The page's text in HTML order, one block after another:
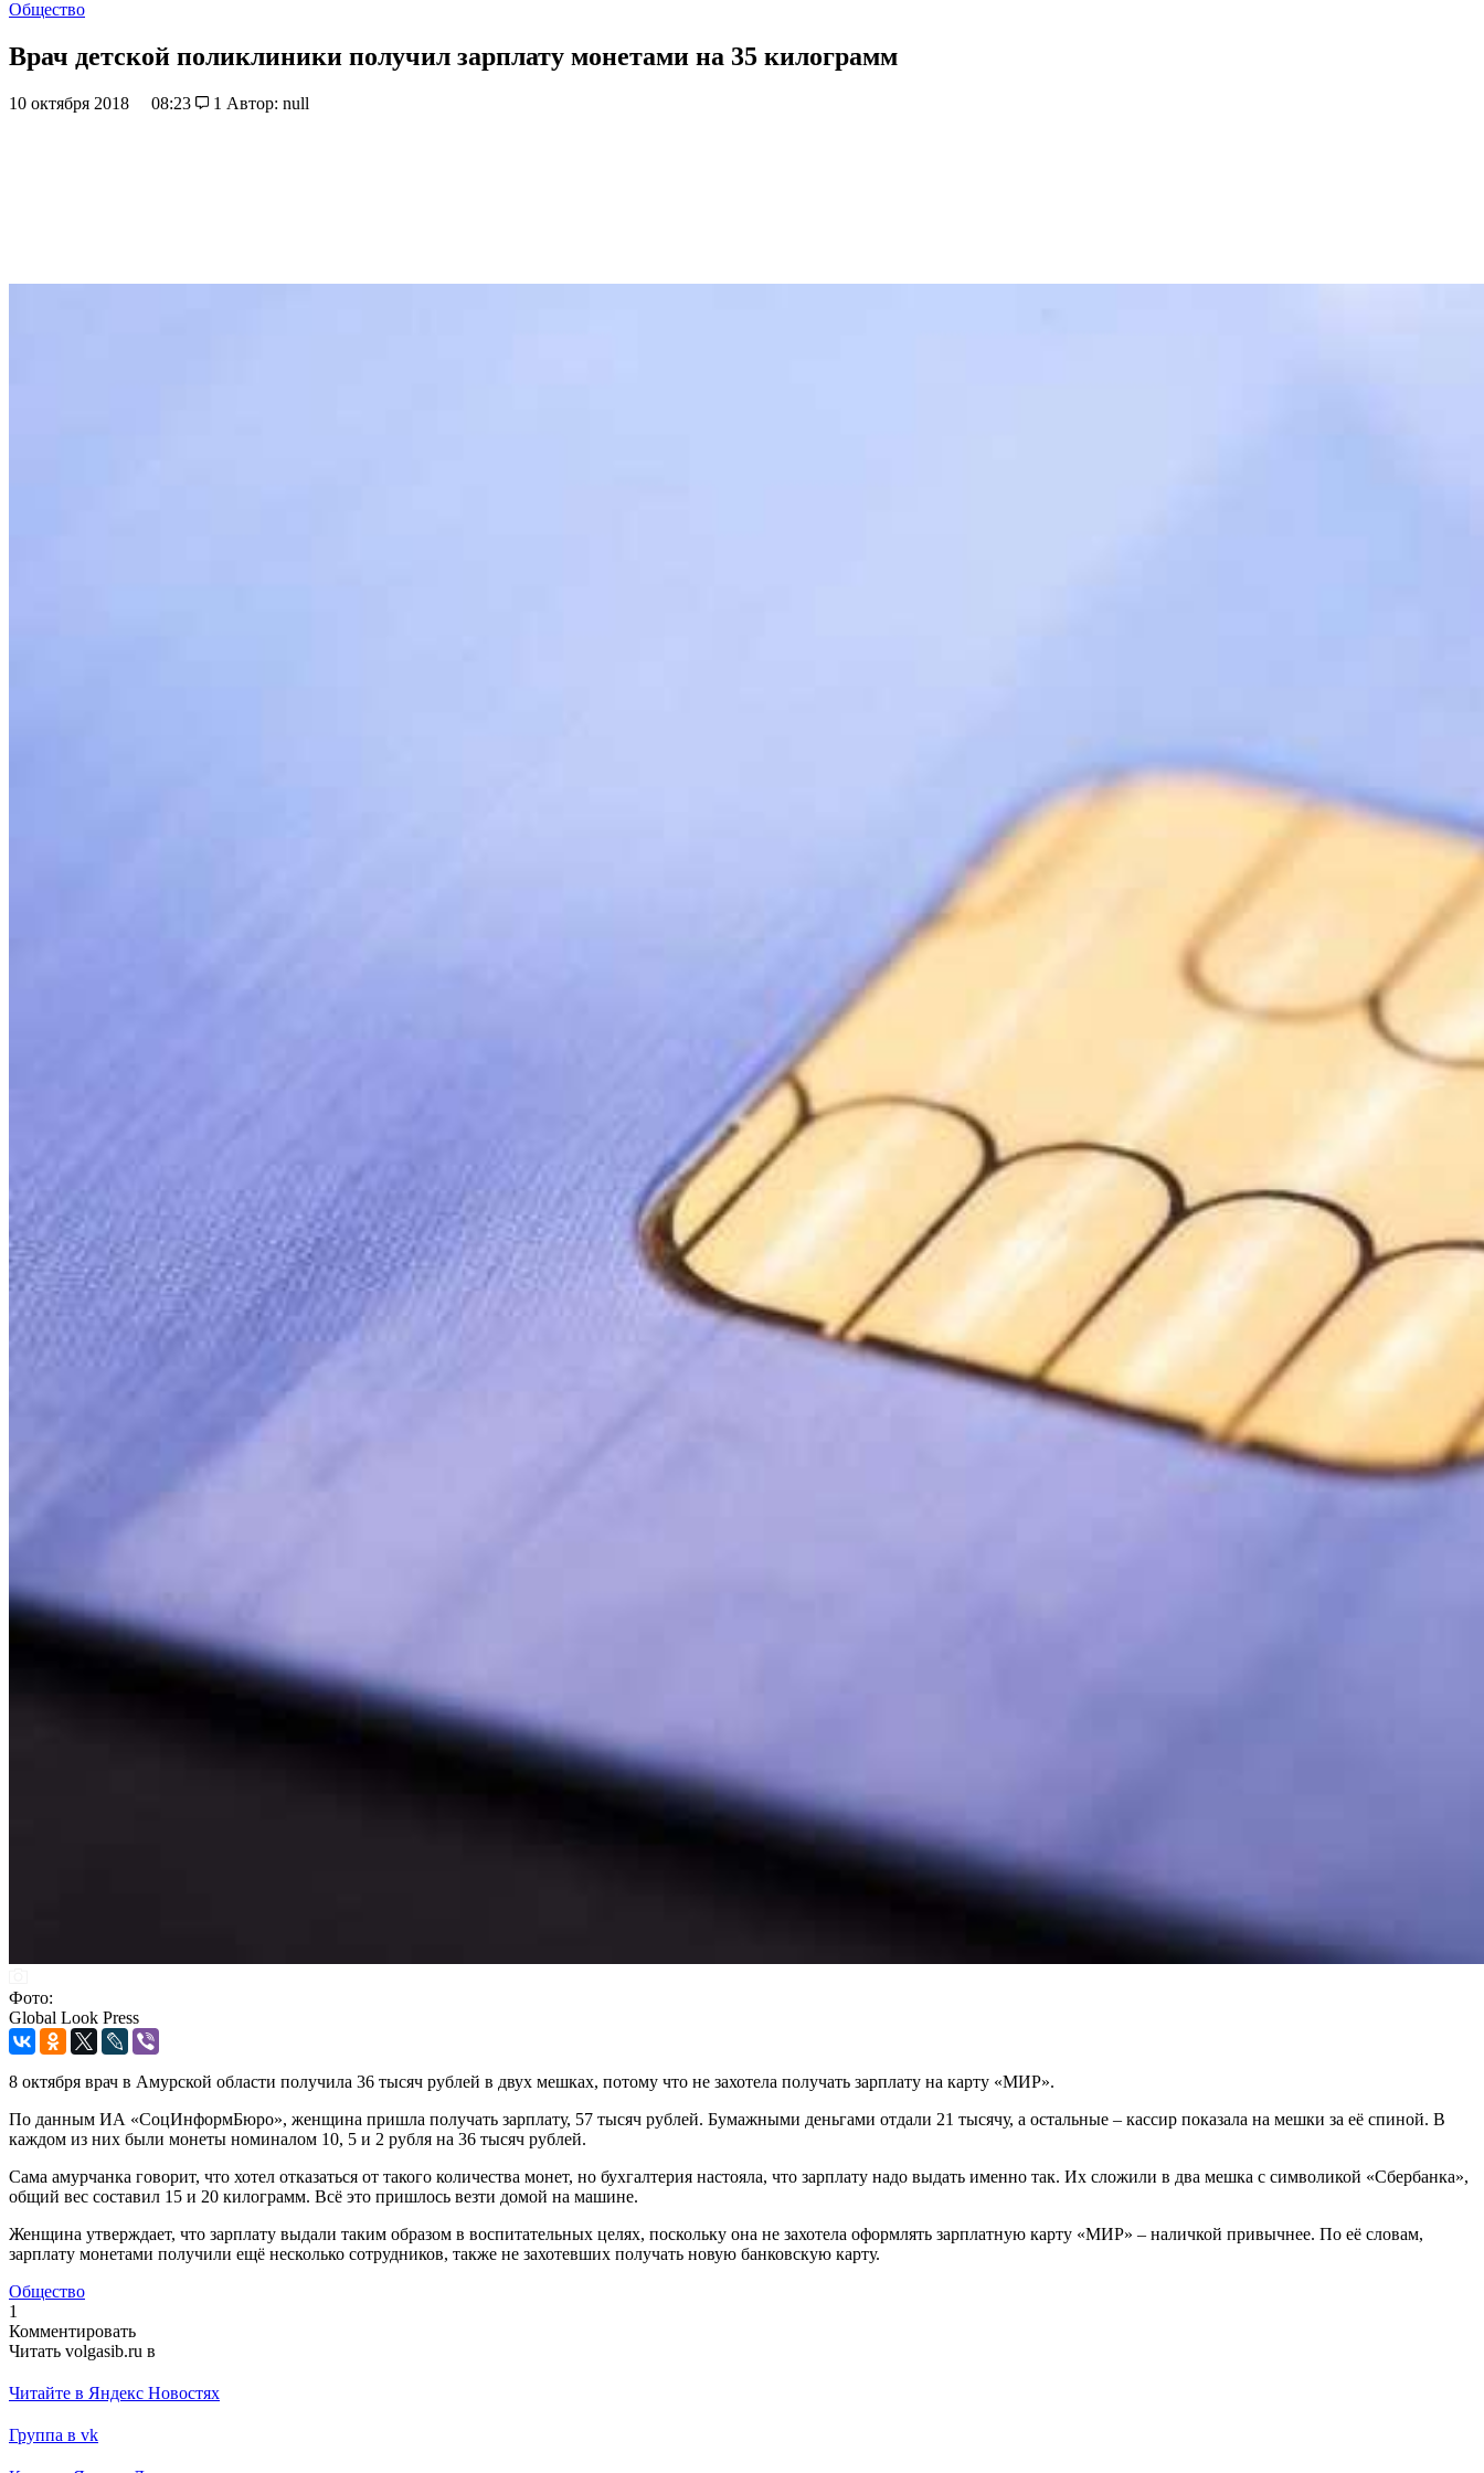
Общество
Врач детской поликлиники получил зарплату монетами на 35 килограмм
10 октября 2018 08:23 1 Автор: null
Фото:
Global Look Press
8 октября врач в Амурской области получила 36 тысяч рублей в двух мешках, потому что не захотела получать зарплату на карту «МИР».
По данным ИА «СоцИнформБюро», женщина пришла получать зарплату, 57 тысяч рублей. Бумажными деньгами отдали 21 тысячу, а остальные – кассир показала на мешки за её спиной. В
каждом из них были монеты номиналом 10, 5 и 2 рубля на 36 тысяч рублей.
Сама амурчанка говорит, что хотел отказаться от такого количества монет, но бухгалтерия настояла, что зарплату надо выдать именно так. Их сложили в два мешка с символикой «Сбербанка»,
общий вес составил 15 и 20 килограмм. Всё это пришлось везти домой на машине.
Женщина утверждает, что зарплату выдали таким образом в воспитательных целях, поскольку она не захотела оформлять зарплатную карту «МИР» – наличкой привычнее. По её словам,
зарплату монетами получили ещё несколько сотрудников, также не захотевших получать новую банковскую карту.
Общество
1
Комментировать
Читать volgasib.ru в
Читайте в Яндекс Новостях
Группа в vk